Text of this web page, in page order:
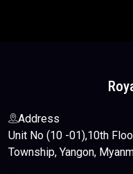
Address
Unit No (10 -01),10th
Township, Yangon,